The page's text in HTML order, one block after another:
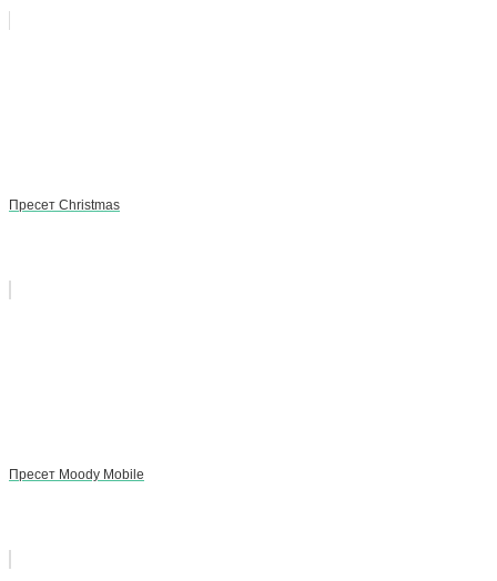
Пресет Christmas
Пресет Moody Mobile